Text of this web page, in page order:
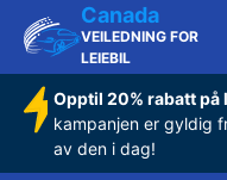
Canada
VEILEDNING FOR
LEIEBIL
Opptil 20% rabatt på
kampanjen er gyldig
av den i dag!